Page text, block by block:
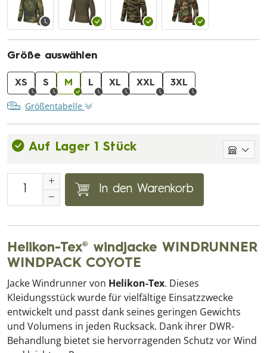
Größe auswählen
XS S M L XL XXL 3XL
Größentabelle
Auf Lager 1 Stück
In den Warenkorb
Helikon-Tex® windjacke WINDRUNNER
WINDPACK COYOTE
Jacke Windrunner von Helikon-Tex. Dieses
Kleidungsstück wurde für vielfältige Einsatzzwecke
entwickelt und passt dank seines geringen Gewichts
und Volumens in jeden Rucksack. Dank ihrer DWR-
Behandlung bietet sie hervorragenden Schutz vor Wind